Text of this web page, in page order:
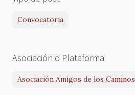
Convocatoria
Asociación o Plataforma
Asociación Amigos de los Caminos